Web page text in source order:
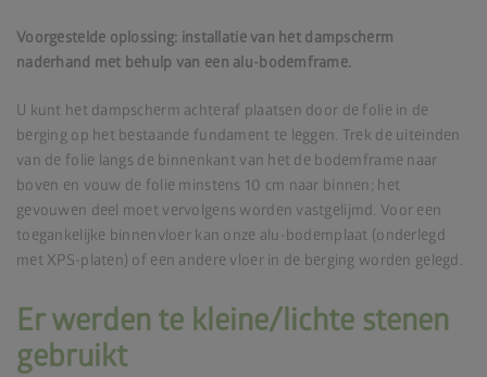
Voorgestelde oplossing: installatie van het dampscherm
naderhand met behulp van een alu-bodemframe.
U kunt het dampscherm achteraf plaatsen door de folie in de
berging op het bestaande fundament te leggen. Trek de uiteinden
van de folie langs de binnenkant van het de bodemframe naar
boven en vouw de folie minstens 10 cm naar binnen; het
gevouwen deel moet vervolgens worden vastgelijmd. Voor een
toegankelijke binnenvloer kan onze alu-bodemplaat (onderlegd
met XPS-platen) of een andere vloer in de berging worden gelegd.
Er werden te kleine/lichte stenen
gebruikt